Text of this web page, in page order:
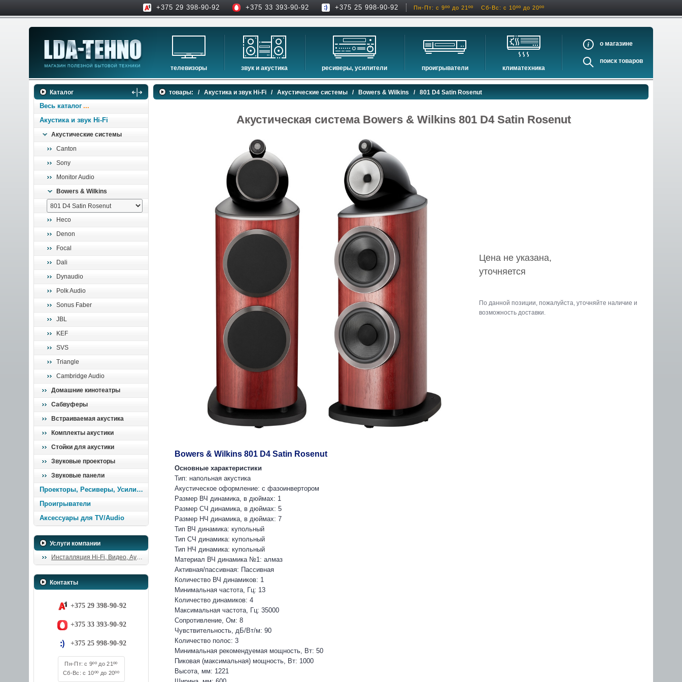
+375 29 398-90-92 +375 33 393-90-92 +375 25 998-90-92 Пн-Пт: с 9ºº до 21ºº Сб-Вс: с 10ºº до 20ºº
телевизоры
телевизоры
аксессуары для тв
звук и акустика
hi-fi акустика
музыкальные центры
сабвуферы
встраиваемая акустика
комплекты акустики
стойки для акустики
звуковые проекторы
звуковые панели
шумоизоляция
ресиверы, усилители
проекторы
экраны для проекторов
стерео ресиверы
преобразователи, накопители и др.
проигрыватели
сетевые проигрыватели
проигрыватели виниловых дисков
blu-ray проигрыватели
климатехника
кондиционеры
очистители и увлажнители воздуха
осушители воздуха
о
поиск
Каталог
Весь каталог
Акустика и звук Hi-Fi
Акустические системы
Canton
Sony
Monitor Audio
Bowers & Wilkins
Heco
Denon
Focal
Dali
Dynaudio
Polk Audio
Sonus Faber
JBL
KEF
SVS
Triangle
Cambridge Audio
Домашние кинотеатры
Сабвуферы
Встраиваемая акустика
Комплекты акустики
Стойки для акустики
Звуковые проекторы
Звуковые панели
Проекторы, Ресиверы, Усилители
Проигрыватели
Аксессуары для TV/Audio
Услуги компании
Инсталляция Hi-Fi, Видео, Аудио
Контакты
+375 29 398-90-92
+375 33 393-90-92
+375 25 998-90-92
Пн-Пт: с 9ºº до 21ºº
Сб-Вс: с 10ºº до 20ºº
товары: / Акустика и звук Hi-Fi / Акустические системы / Bowers & Wilkins / 801 D4 Satin Rosenut
Акустическая система Bowers & Wilkins 801 D4 Satin Rosenut
Цена не указана,
уточняется
По данной позиции, пожалуйста, уточняйте наличие и
возможность доставки.
Bowers & Wilkins 801 D4 Satin Rosenut
Основные характеристики
Тип: напольная акустика
Акустическое оформление: с фазоинвертором
Размер ВЧ динамика, в дюймах: 1
Размер СЧ динамика, в дюймах: 5
Размер НЧ динамика, в дюймах: 7
Тип ВЧ динамика: купольный
Тип СЧ динамика: купольный
Тип НЧ динамика: купольный
Материал ВЧ динамика №1: алмаз
Активная/пассивная: Пассивная
Количество ВЧ динамиков: 1
Минимальная частота, Гц: 13
Количество динамиков: 4
Максимальная частота, Гц: 35000
Сопротивление, Ом: 8
Чувствительность, дБ/Вт/м: 90
Количество полос: 3
Минимальная рекомендуемая мощность, Вт: 50
Пиковая (максимальная) мощность, Вт: 1000
Высота, мм: 1221